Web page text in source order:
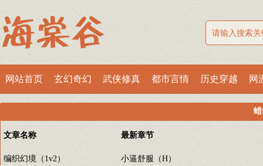
网站首页 玄幻奇幻 武侠修真 都市言情 历史穿越 网
文章名称 最新章节
编织幻境（1v2） 小逼舒服（H）